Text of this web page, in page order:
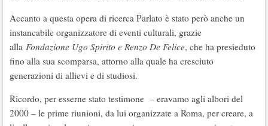
Accanto a questa opera di ricerca Parlato è stato però anche un
instancabile organizzatore di eventi culturali, grazie
alla Fondazione Ugo Spirito e Renzo De Felice, che ha presieduto
fino alla sua scomparsa, attorno alla quale ha cresciuto
generazioni di allievi e di studiosi.
Ricordo, per esserne stato testimone – eravamo agli albori del
2000 – le prime riunioni, da lui organizzate a Roma, per creare, a